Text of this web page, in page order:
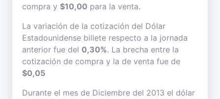
compra y $10,00 para la venta.
La variación de la cotización del Dólar
Estadounidense billete respecto a la jornada
anterior fue del 0,30%. La brecha entre la
cotización de compra y la de venta fue de
$0,05
Durante el mes de Diciembre del 2013 el dólar